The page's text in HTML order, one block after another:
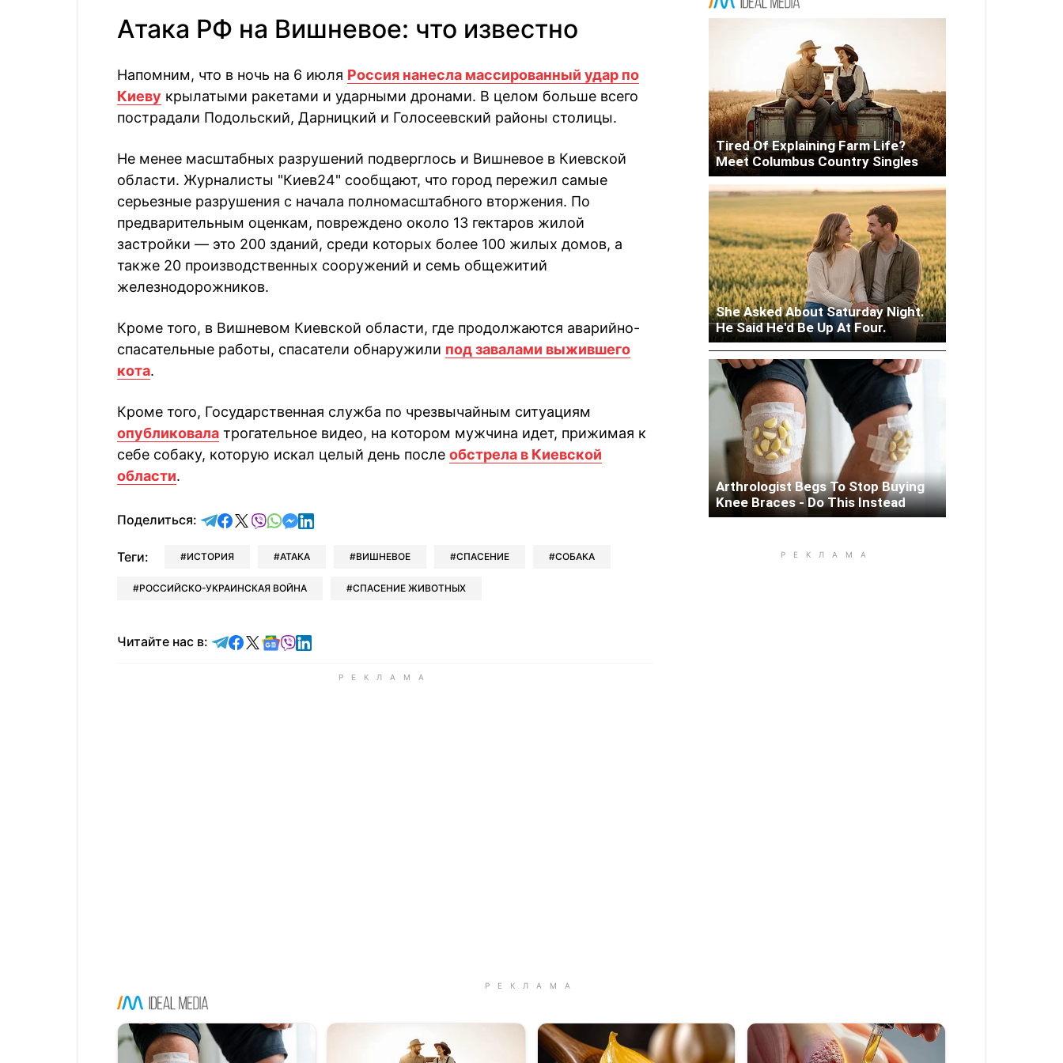
Атака РФ на Вишневое: что известно
Напомним, что в ночь на 6 июля Россия нанесла массированный удар по
Киеву крылатыми ракетами и ударными дронами. В целом больше всего
пострадали Подольский, Дарницкий и Голосеевский районы столицы.
Не менее масштабных разрушений подверглось и Вишневое в Киевской
области. Журналисты "Киев24" сообщают, что город пережил самые
серьезные разрушения с начала полномасштабного вторжения. По
предварительным оценкам, повреждено около 13 гектаров жилой
застройки — это 200 зданий, среди которых более 100 жилых домов, а
также 20 производственных сооружений и семь общежитий
железнодорожников.
Кроме того, в Вишневом Киевской области, где продолжаются аварийно-
спасательные работы, спасатели обнаружили под завалами выжившего
кота.
Кроме того, Государственная служба по чрезвычайным ситуациям
опубликовала трогательное видео, на котором мужчина идет, прижимая к
себе собаку, которую искал целый день после обстрела в Киевской
области.
Поделиться: отправить в Telegram
поделиться в Facebook
поделиться в X
отправить в Viber
отправить в Whatsapp
отправить в Messenger
отправить в LinkedIn
Теги: ИСТОРИЯ АТАКА ВИШНЕВОЕ СПАСЕНИЕ СОБАКА
РОССИЙСКО-УКРАИНСКАЯ ВОЙНА СПАСЕНИЕ ЖИВОТНЫХ
Читайте нас в: Читайте в Telegram
Читайте в Facebook
Читайте в X
Читайте в Google news
Читайте в Viber
Читайте в LinkedIn